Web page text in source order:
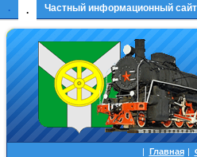
. . Частный информационный сайт
| Главная |